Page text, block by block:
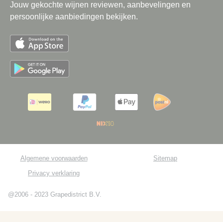
Jouw gekochte wijnen reviewen, aanbevelingen en
persoonlijke aanbiedingen bekijken.
Algemene voorwaarden
Privacy verklaring
Sitemap
@2006 - 2023 Grapedistrict B.V.